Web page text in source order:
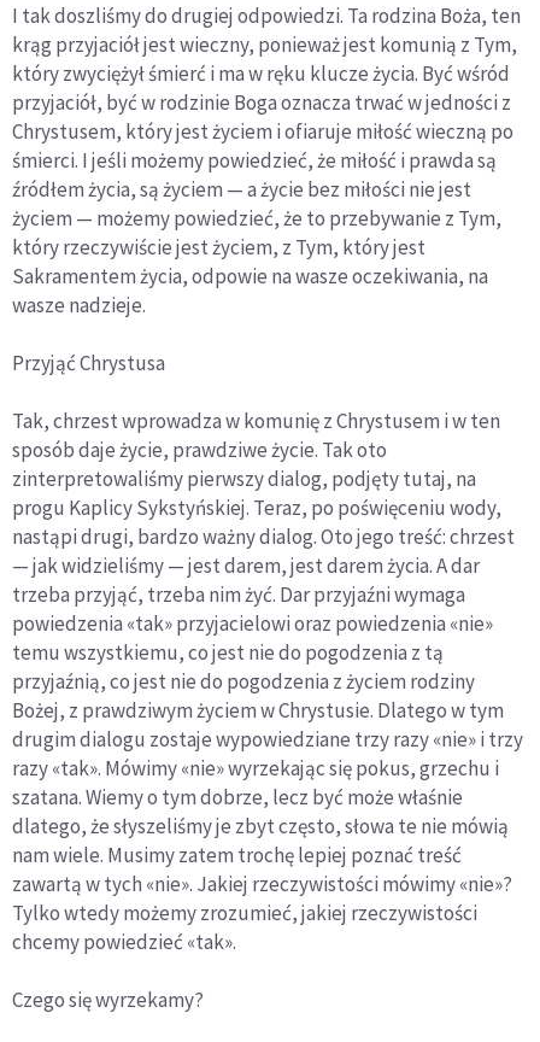
I tak doszliśmy do drugiej odpowiedzi. Ta rodzina Boża, ten
krąg przyjaciół jest wieczny, ponieważ jest komunią z Tym,
który zwyciężył śmierć i ma w ręku klucze życia. Być wśród
przyjaciół, być w rodzinie Boga oznacza trwać w jedności z
Chrystusem, który jest życiem i ofiaruje miłość wieczną po
śmierci. I jeśli możemy powiedzieć, że miłość i prawda są
źródłem życia, są życiem — a życie bez miłości nie jest
życiem — możemy powiedzieć, że to przebywanie z Tym,
który rzeczywiście jest życiem, z Tym, który jest
Sakramentem życia, odpowie na wasze oczekiwania, na
wasze nadzieje.
Przyjąć Chrystusa
Tak, chrzest wprowadza w komunię z Chrystusem i w ten
sposób daje życie, prawdziwe życie. Tak oto
zinterpretowaliśmy pierwszy dialog, podjęty tutaj, na
progu Kaplicy Sykstyńskiej. Teraz, po poświęceniu wody,
nastąpi drugi, bardzo ważny dialog. Oto jego treść: chrzest
— jak widzieliśmy — jest darem, jest darem życia. A dar
trzeba przyjąć, trzeba nim żyć. Dar przyjaźni wymaga
powiedzenia «tak» przyjacielowi oraz powiedzenia «nie»
temu wszystkiemu, co jest nie do pogodzenia z tą
przyjaźnią, co jest nie do pogodzenia z życiem rodziny
Bożej, z prawdziwym życiem w Chrystusie. Dlatego w tym
drugim dialogu zostaje wypowiedziane trzy razy «nie» i trzy
razy «tak». Mówimy «nie» wyrzekając się pokus, grzechu i
szatana. Wiemy o tym dobrze, lecz być może właśnie
dlatego, że słyszeliśmy je zbyt często, słowa te nie mówią
nam wiele. Musimy zatem trochę lepiej poznać treść
zawartą w tych «nie». Jakiej rzeczywistości mówimy «nie»?
Tylko wtedy możemy zrozumieć, jakiej rzeczywistości
chcemy powiedzieć «tak».
Czego się wyrzekamy?